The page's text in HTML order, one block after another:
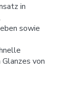
in
sowie
von